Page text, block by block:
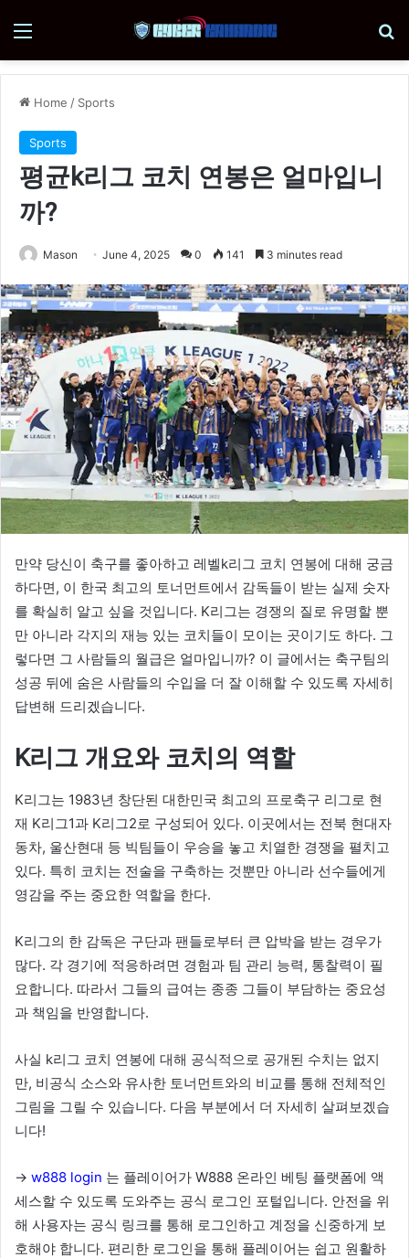
Menu
Home / Sports
Sports
평균k리그 코치 연봉은 얼마입니
까?
Mason June 4, 2025 0 141 3 minutes read
만약 당신이 축구를 좋아하고 레벨k리그 코치 연봉에 대해 궁금
하다면, 이 한국 최고의 토너먼트에서 감독들이 받는 실제 숫자
를 확실히 알고 싶을 것입니다. K리그는 경쟁의 질로 유명할 뿐
만 아니라 각지의 재능 있는 코치들이 모이는 곳이기도 하다. 그
렇다면 그 사람들의 월급은 얼마입니까? 이 글에서는 축구팀의
성공 뒤에 숨은 사람들의 수입을 더 잘 이해할 수 있도록 자세히
답변해 드리겠습니다.
K리그 개요와 코치의 역할
K리그는 1983년 창단된 대한민국 최고의 프로축구 리그로 현
재 K리그1과 K리그2로 구성되어 있다. 이곳에서는 전북 현대자
동차, 울산현대 등 빅팀들이 우승을 놓고 치열한 경쟁을 펼치고
있다. 특히 코치는 전술을 구축하는 것뿐만 아니라 선수들에게
영감을 주는 중요한 역할을 한다.
K리그의 한 감독은 구단과 팬들로부터 큰 압박을 받는 경우가
많다. 각 경기에 적응하려면 경험과 팀 관리 능력, 통찰력이 필
요합니다. 따라서 그들의 급여는 종종 그들이 부담하는 중요성
과 책임을 반영합니다.
사실 k리그 코치 연봉에 대해 공식적으로 공개된 수치는 없지
만, 비공식 소스와 유사한 토너먼트와의 비교를 통해 전체적인
그림을 그릴 수 있습니다. 다음 부분에서 더 자세히 살펴보겠습
니다!
-> w888 login 는 플레이어가 W888 온라인 베팅 플랫폼에 액
세스할 수 있도록 도와주는 공식 로그인 포털입니다. 안전을 위
해 사용자는 공식 링크를 통해 로그인하고 계정을 신중하게 보
호해야 합니다. 편리한 로그인을 통해 플레이어는 쉽고 원활하